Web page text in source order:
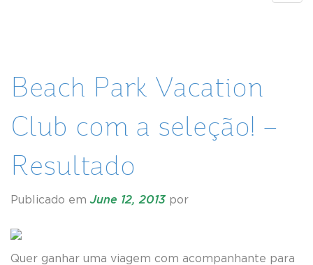
Beach Park Vacation
Club com a seleção! –
Resultado
Publicado emJune 12, 2013 por
Quer ganhar uma viagem com acompanhante para